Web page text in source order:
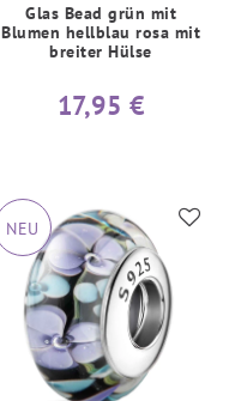
Glas Bead grün mit
Blumen hellblau rosa mit
breiter Hülse
17,95 €
NEU